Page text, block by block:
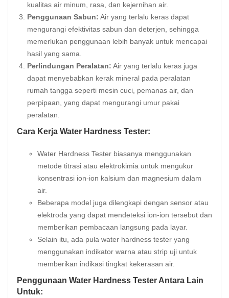
kualitas air minum, rasa, dan kejernihan air.
Penggunaan Sabun: Air yang terlalu keras dapat
mengurangi efektivitas sabun dan deterjen, sehingga
memerlukan penggunaan lebih banyak untuk mencapai
hasil yang sama.
Perlindungan Peralatan: Air yang terlalu keras juga
dapat menyebabkan kerak mineral pada peralatan
rumah tangga seperti mesin cuci, pemanas air, dan
perpipaan, yang dapat mengurangi umur pakai
peralatan.
Cara Kerja Water Hardness Tester:
Water Hardness Tester biasanya menggunakan
metode titrasi atau elektrokimia untuk mengukur
konsentrasi ion-ion kalsium dan magnesium dalam
air.
Beberapa model juga dilengkapi dengan sensor atau
elektroda yang dapat mendeteksi ion-ion tersebut dan
memberikan pembacaan langsung pada layar.
Selain itu, ada pula water hardness tester yang
menggunakan indikator warna atau strip uji untuk
memberikan indikasi tingkat kekerasan air.
Penggunaan Water Hardness Tester Antara Lain
Untuk: